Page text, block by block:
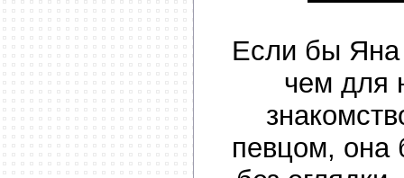
Если бы Яна
чем для
певцом, она